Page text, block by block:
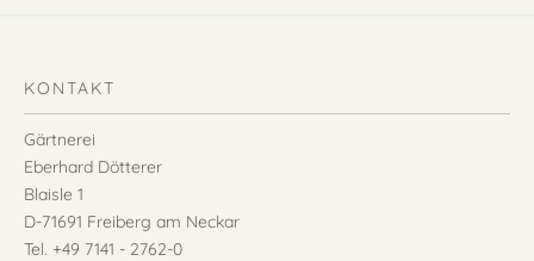
KONTAKT
Gärtnerei
Eberhard Dötterer
Blaisle 1
D-71691 Freiberg am Neckar
Tel. +49 7141 - 2762-0